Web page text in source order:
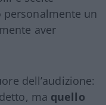
personalmente un
aver
dell’audizione:
ma quello